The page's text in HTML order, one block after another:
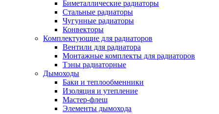
Биметаллические радиаторы
Стальные радиаторы
Чугунные радиаторы
Конвекторы
Комплектующие для радиаторов
Вентили для радиатора
Монтажные комплекты для радиаторов
Тэны радиаторные
Дымоходы
Баки и теплообменники
Изоляция и утепление
Мастер-флеш
Элементы дымохода